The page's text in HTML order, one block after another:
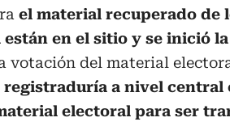
el material recuperado de
están en el sitio y se inició
votación del material
registraduría a nivel central
electoral para ser